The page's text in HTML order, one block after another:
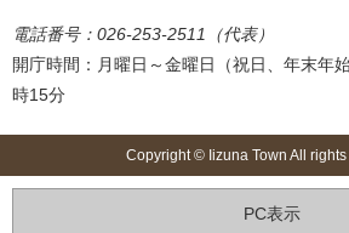
電話番号：026-253-2511（代表）
開庁時間：月曜日～金曜日（祝日、年末年
時15分
Copyright © Iizuna Town All
PC表示